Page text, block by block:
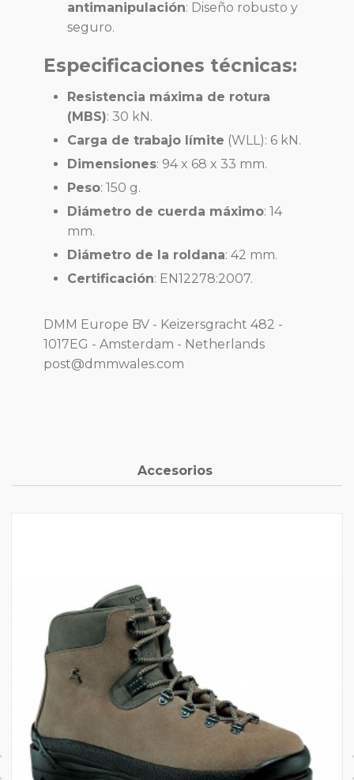
antimanipulación: Diseño robusto y
seguro.
Especificaciones técnicas:
Resistencia máxima de rotura
(MBS): 30 kN.
Carga de trabajo límite (WLL): 6 kN.
Dimensiones: 94 x 68 x 33 mm.
Peso: 150 g.
Diámetro de cuerda máximo: 14
mm.
Diámetro de la roldana: 42 mm.
Certificación: EN12278:2007.
DMM Europe BV - Keizersgracht 482 -
1017EG - Amsterdam - Netherlands
post@dmmwales.com
Accesorios